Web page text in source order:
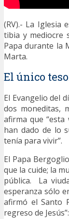
(RV).- La Iglesia
tibia y mediocre
Papa durante la
Marta.
El único
El Evangelio del
dos moneditas,
afirma que
han dado de lo
tenía para vivir”.
El Papa
que la cuide; la
pública. La
esperanza sólo
afirmó el Santo
regreso de Jesús”: